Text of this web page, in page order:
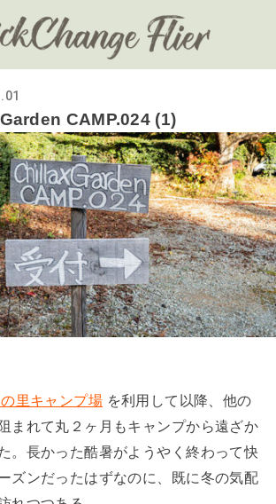
CAMP.024 (1)
里キャンプ場 を利用して以降、他の
まれて丸２ヶ月もキャンプから遠ざか
。長かった酷暑がようやく終わって快
ズンだったはずなのに、既に冬の気配